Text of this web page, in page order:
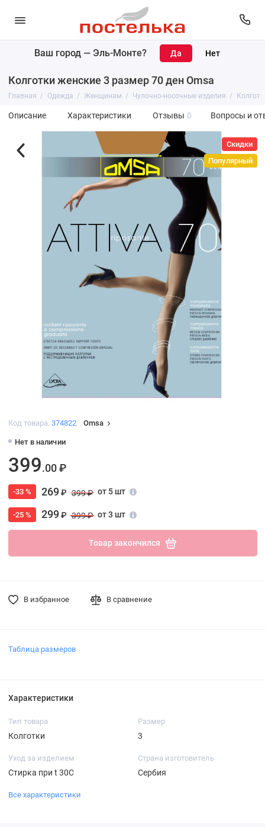
Ваш город — Эль-Монте?
Колготки женские 3 размер 70 ден Omsa
Главная Одежда Женщинам Чулочно-носочные изделия
Описание Характеристики Отзывы 0 Вопросы и
Скидки
Популярный
Код товара: 374822 Omsa
Нет в наличии
399.00 ₽
-33 % 269₽ 399 ₽ от 5 шт
-25 % 299₽ 399 ₽ от 3 шт
Товар закончился
В избранное В сравнение
Таблица размеров
Характеристики
Тип товара
Колготки
Размер
3
Уход за изделием
Стирка при t 30С
Страна изготовитель
Сербия
Все характеристики